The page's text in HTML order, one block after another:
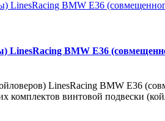
LinesRacing BMW E36
LinesRacing BMW E36
комплектов винтовой подвески